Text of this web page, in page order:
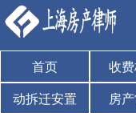
首页 收
动拆迁安置 房